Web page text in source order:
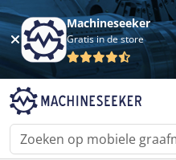
Machineseeker
Gratis in de store